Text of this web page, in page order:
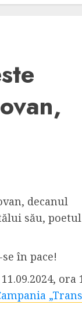
decanul
său,
în pace!
ora
Cluj
cei mai in
ALEXANDRU S.